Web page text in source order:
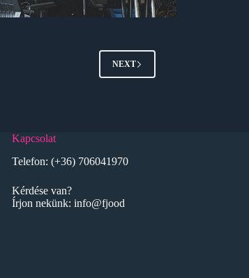
NEXT
Kapcsolat
Telefon: (+36) 706041970
Kérdése van?
Írjon nekünk: info@fjood